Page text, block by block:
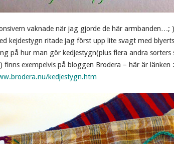
vaknade när jag gjorde de här armbanden…;
kejdestygn ritade jag först upp lite svagt med
på hur man gör kedjestygn(plus flera andra
finns exempelvis på bloggen Brodera – här är länken :
kedjestygn.htm